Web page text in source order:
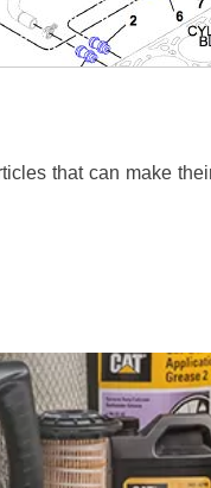
that can make